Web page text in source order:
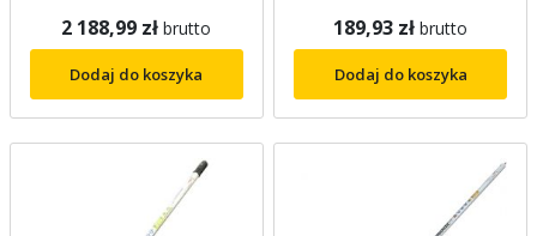
2 188,99 zł brutto
Dodaj do koszyka
189,93 zł brutto
Dodaj do koszyka